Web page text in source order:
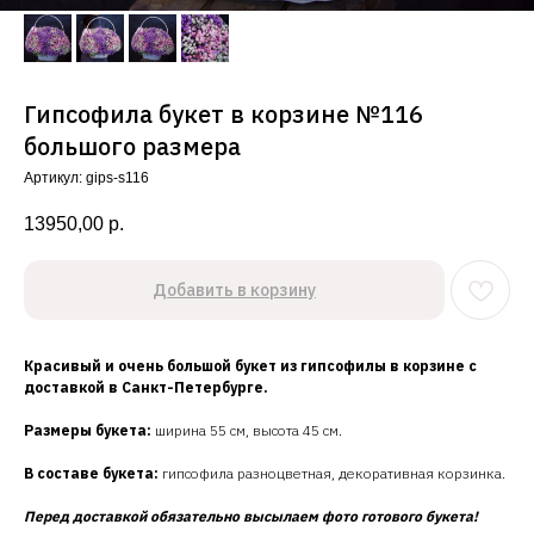
Гипсофила букет в корзине №116
большого размера
Артикул: gips-s116
13950,00 р.
Добавить в корзину
Красивый и очень большой букет из гипсофилы в корзине с
доставкой в Санкт-Петербурге.
Размеры букета: ширина 55 см, высота 45 см.
В составе букета: гипсофила разноцветная, декоративная корзинка.
Перед доставкой обязательно высылаем фото готового букета!